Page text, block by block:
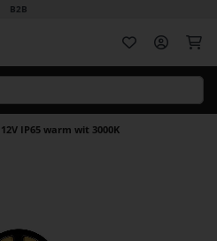
B2B
IP65 warm wit 3000K